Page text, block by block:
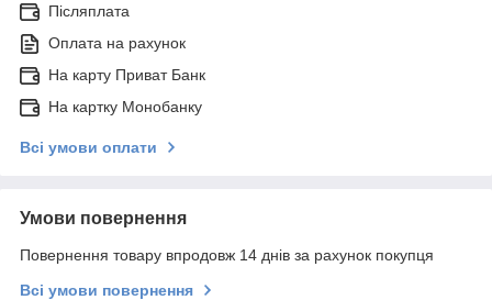
Післяплата
Оплата на рахунок
На карту Приват Банк
На картку Монобанку
Всі умови оплати
Умови повернення
Повернення товару впродовж 14 днів за рахунок покупця
Всі умови повернення